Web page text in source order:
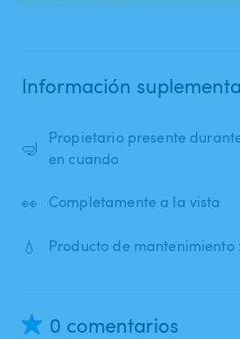
Información
🤿
Propietario presente
en cuando
👀 Completamente a la vista
💧 Producto de mantenimiento
0 comentarios